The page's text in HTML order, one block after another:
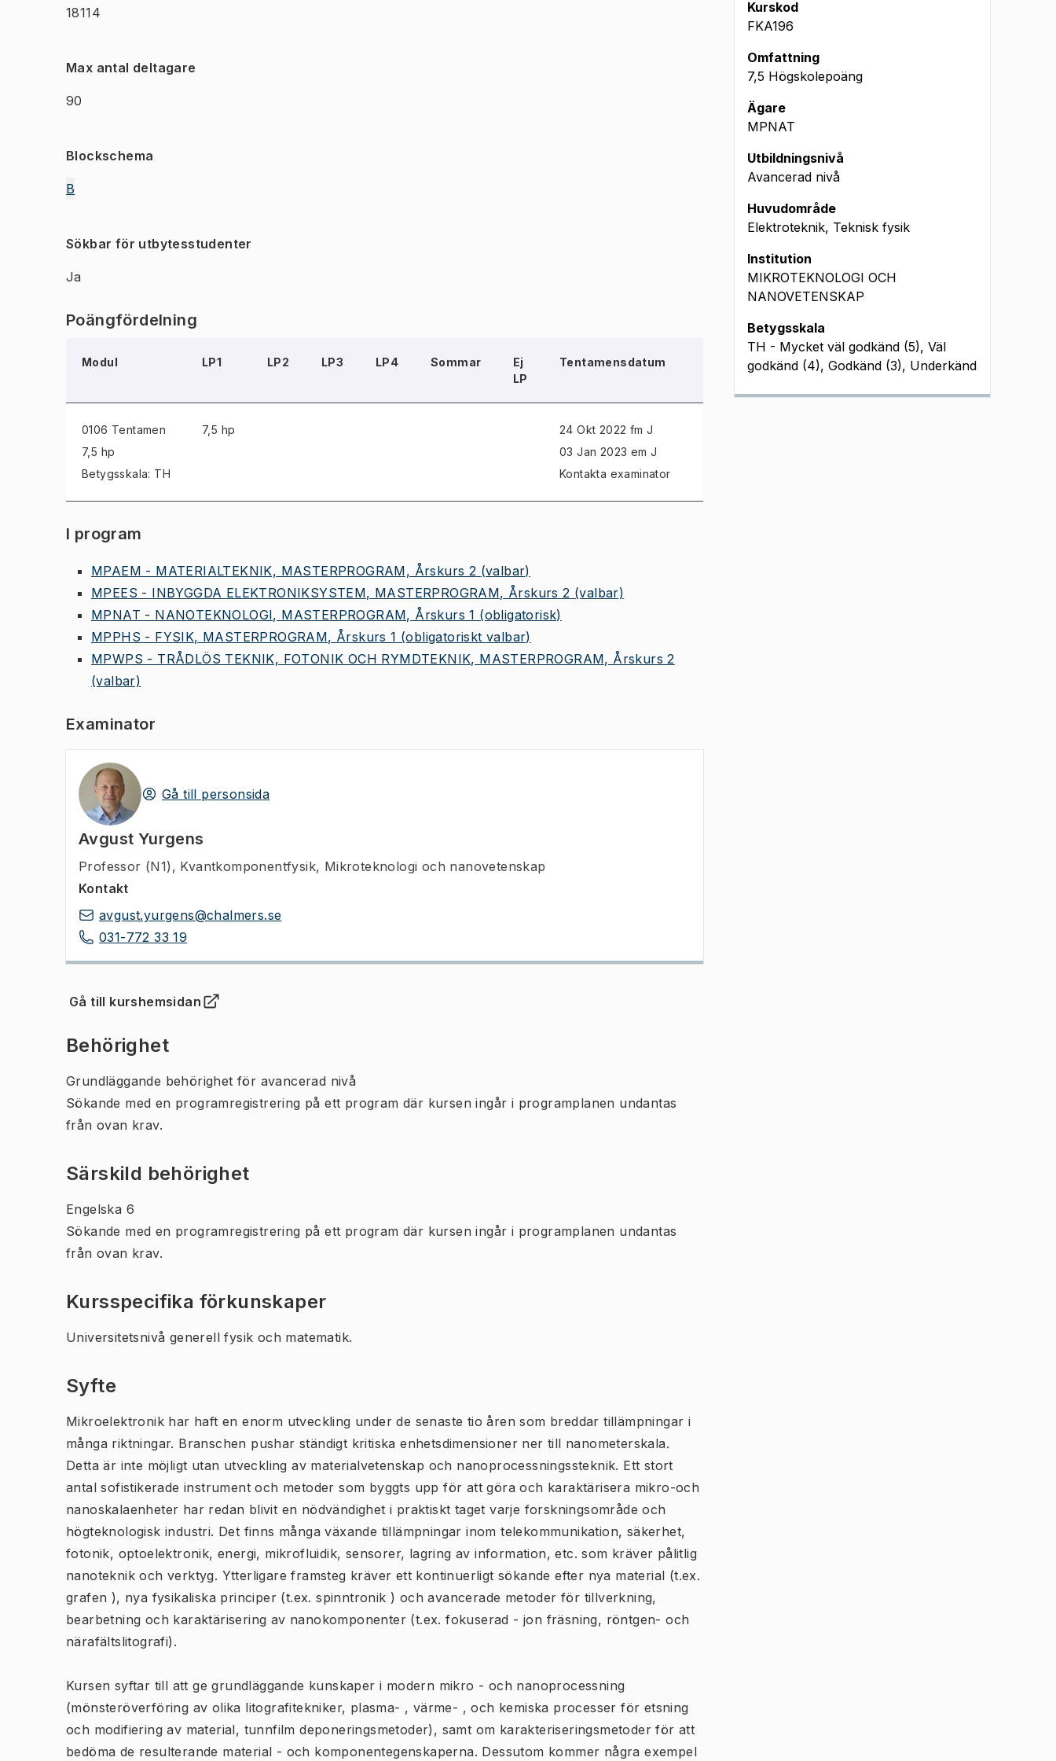
18114
Max antal deltagare
90
Blockschema
B
Sökbar för utbytesstudenter
Ja
Poängfördelning
Modul LP1 LP2 LP3 LP4 Sommar
Ej
LP
Tentamensdatum
0106 Tentamen
7,5 hp
Betygsskala: TH
7,5 hp
24 Okt 2022 fm J
03 Jan 2023 em J
Kontakta examinator
I program
MPAEM - MATERIALTEKNIK, MASTERPROGRAM, Årskurs 2 (valbar)
MPEES - INBYGGDA ELEKTRONIKSYSTEM, MASTERPROGRAM, Årskurs 2 (valbar)
MPNAT - NANOTEKNOLOGI, MASTERPROGRAM, Årskurs 1 (obligatorisk)
MPPHS - FYSIK, MASTERPROGRAM, Årskurs 1 (obligatoriskt valbar)
MPWPS - TRÅDLÖS TEKNIK, FOTONIK OCH RYMDTEKNIK, MASTERPROGRAM, Årskurs 2
(valbar)
Examinator
Gå till personsida
Avgust Yurgens
Professor (N1) , Kvantkomponentfysik, Mikroteknologi och nanovetenskap
Kontakt
avgust.yurgens@chalmers.se
031-772 33 19
Gå till kurshemsidan
(Öppnas i ny flik)
Behörighet
Grundläggande behörighet för avancerad nivå
Sökande med en programregistrering på ett program där kursen ingår i programplanen undantas
från ovan krav.
Särskild behörighet
Engelska 6
Sökande med en programregistrering på ett program där kursen ingår i programplanen undantas
från ovan krav.
Kursspecifika förkunskaper
Universitetsnivå generell fysik och matematik.
Syfte
Mikroelektronik har haft en enorm utveckling under de senaste tio åren som breddar tillämpningar i
många riktningar. Branschen pushar ständigt kritiska enhetsdimensioner ner till nanometerskala.
Detta är inte möjligt utan utveckling av materialvetenskap och nanoprocessningssteknik. Ett stort
antal sofistikerade instrument och metoder som byggts upp för att göra och karaktärisera mikro-och
nanoskalaenheter har redan blivit en nödvändighet i praktiskt taget varje forskningsområde och
högteknologisk industri. Det finns många växande tillämpningar inom telekommunikation, säkerhet,
fotonik, optoelektronik, energi, mikrofluidik, sensorer, lagring av information, etc. som kräver pålitlig
nanoteknik och verktyg. Ytterligare framsteg kräver ett kontinuerligt sökande efter nya material (t.ex.
grafen ), nya fysikaliska principer (t.ex. spinntronik ) och avancerade metoder för tillverkning,
bearbetning och karaktärisering av nanokomponenter (t.ex. fokuserad - jon fräsning, röntgen- och
närafältslitografi).
Kursen syftar till att ge grundläggande kunskaper i modern mikro - och nanoprocessning
(mönsteröverföring av olika litografitekniker, plasma- , värme- , och kemiska processer för etsning
och modifiering av material, tunnfilm deponeringsmetoder), samt om karakteriseringsmetoder för att
bedöma de resulterande material - och komponentegenskaperna. Dessutom kommer några exempel
Kurskod
FKA196
Omfattning
7,5 Högskolepoäng
Ägare
MPNAT
Utbildningsnivå
Avancerad nivå
Huvudområde
Elektroteknik, Teknisk fysik
Institution
MIKROTEKNOLOGI OCH
NANOVETENSKAP
Betygsskala
TH - Mycket väl godkänd (5), Väl
godkänd (4), Godkänd (3), Underkänd